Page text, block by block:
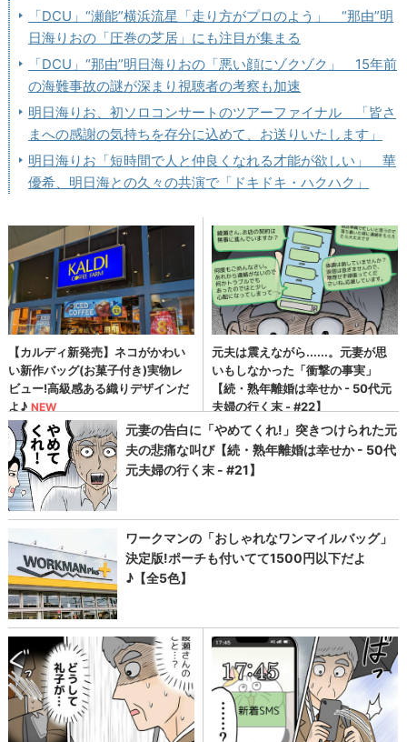
「DCU」“瀬能”横浜流星「走り方がプロのよう」 “那由”明
日海りおの「圧巻の芝居」にも注目が集まる
「DCU」“那由”明日海りおの「悪い顔にゾクゾク」 15年前
の海難事故の謎が深まり視聴者の考察も加速
明日海りお、初ソロコンサートのツアーファイナル 「皆さ
まへの感謝の気持ちを存分に込めて、お送りいたします」
明日海りお「短時間で人と仲良くなれる才能が欲しい」 華
優希、明日海との久々の共演で「ドキドキ・ハクハク」